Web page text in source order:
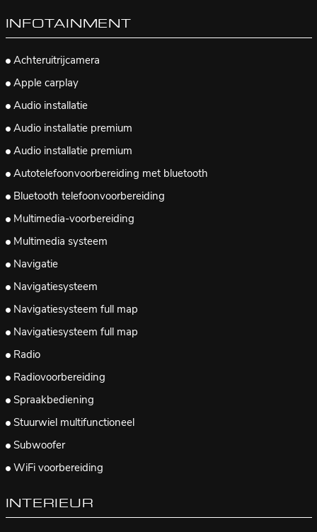
INFOTAINMENT
Achteruitrijcamera
Apple carplay
Audio installatie
Audio installatie premium
Audio installatie premium
Autotelefoonvoorbereiding met bluetooth
Bluetooth telefoonvoorbereiding
Multimedia-voorbereiding
Multimedia systeem
Navigatie
Navigatiesysteem
Navigatiesysteem full map
Navigatiesysteem full map
Radio
Radiovoorbereiding
Spraakbediening
Stuurwiel multifunctioneel
Subwoofer
WiFi voorbereiding
INTERIEUR